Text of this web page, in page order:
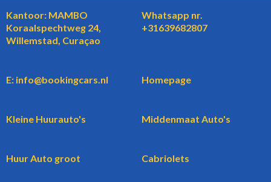
Kantoor: MAMBO
Koraalspechtweg 24,
Willemstad, Curaçao
Whatsapp nr.
+31639682807
E: info@bookingcars.nl Homepage
Kleine Huurauto's Middenmaat Auto's
Huur Auto groot Cabriolets